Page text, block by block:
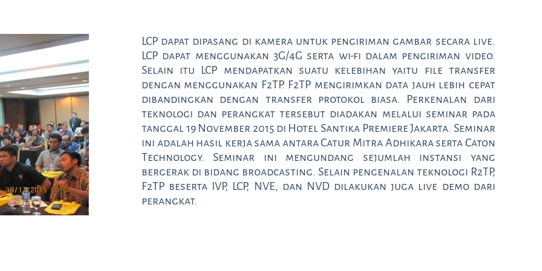
LCP dapat dipasang di kamera untuk pengiriman gambar secara live.
LCP dapat menggunakan 3G/4G serta wi-fi dalam pengiriman video.
Selain itu LCP mendapatkan suatu kelebihan yaitu file transfer
dengan menggunakan F2TP. F2TP mengirimkan data jauh lebih cepat
dibandingkan dengan transfer protokol biasa. Perkenalan dari
teknologi dan perangkat tersebut diadakan melalui seminar pada
tanggal 19 November 2015 di Hotel Santika Premiere Jakarta. Seminar
ini adalah hasil kerja sama antara Catur Mitra Adhikara serta Caton
Technology. Seminar ini mengundang sejumlah instansi yang
bergerak di bidang broadcasting. Selain pengenalan teknologi R2TP,
F2TP beserta IVP, LCP, NVE, dan NVD dilakukan juga live demo dari
perangkat.